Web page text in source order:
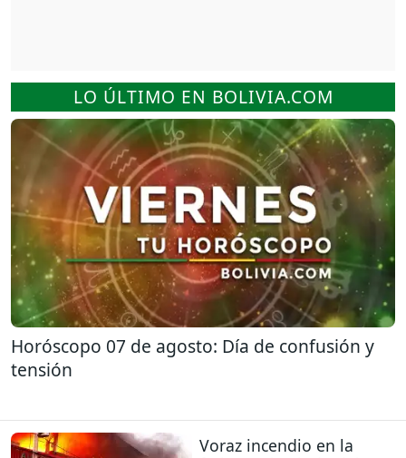
LO ÚLTIMO EN BOLIVIA.COM
Horóscopo 07 de agosto: Día de confusión y
tensión
Voraz incendio en la